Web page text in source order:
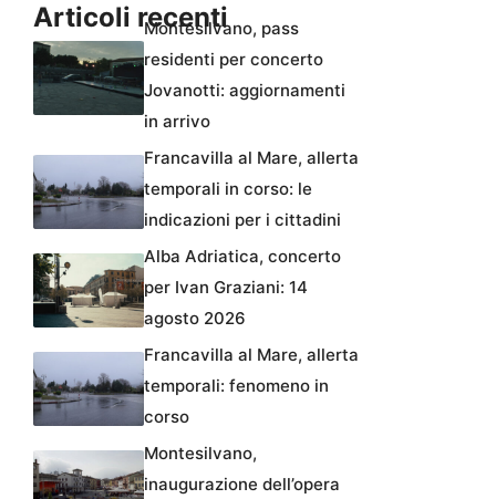
Articoli recenti
Montesilvano, pass
residenti per concerto
Jovanotti: aggiornamenti
in arrivo
Francavilla al Mare, allerta
temporali in corso: le
indicazioni per i cittadini
Alba Adriatica, concerto
per Ivan Graziani: 14
agosto 2026
Francavilla al Mare, allerta
temporali: fenomeno in
corso
Montesilvano,
inaugurazione dell’opera